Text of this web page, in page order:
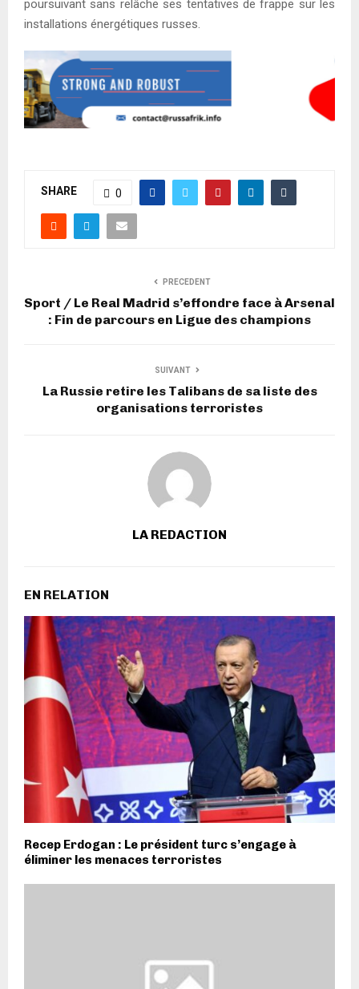
poursuivant sans relâche ses tentatives de frappe sur les
installations énergétiques russes.
SHARE 0
PRECEDENT
Sport / Le Real Madrid s’effondre face à Arsenal
: Fin de parcours en Ligue des champions
SUIVANT
La Russie retire les Talibans de sa liste des
organisations terroristes
LA REDACTION
EN RELATION
Recep Erdogan : Le président turc s’engage à
éliminer les menaces terroristes